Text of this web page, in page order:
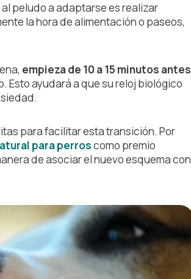
peludo a adaptarse es realizar
la hora de alimentación o paseos,
empieza de 10 a 15 minutos antes
Esto ayudará a que su reloj biológico
para facilitar esta transición. Por
para perroscomo premio
de asociar el nuevo esquema con